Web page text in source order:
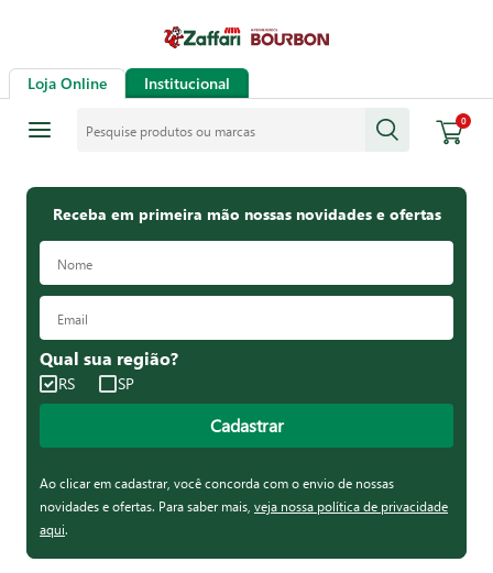
Loja Online Institucional
0
Receba em primeira mão nossas novidades e ofertas
Qual sua região?
RS SP
Cadastrar
Ao clicar em cadastrar, você concorda com o envio de nossas
novidades e ofertas. Para saber mais, veja nossa política de privacidade
aqui.